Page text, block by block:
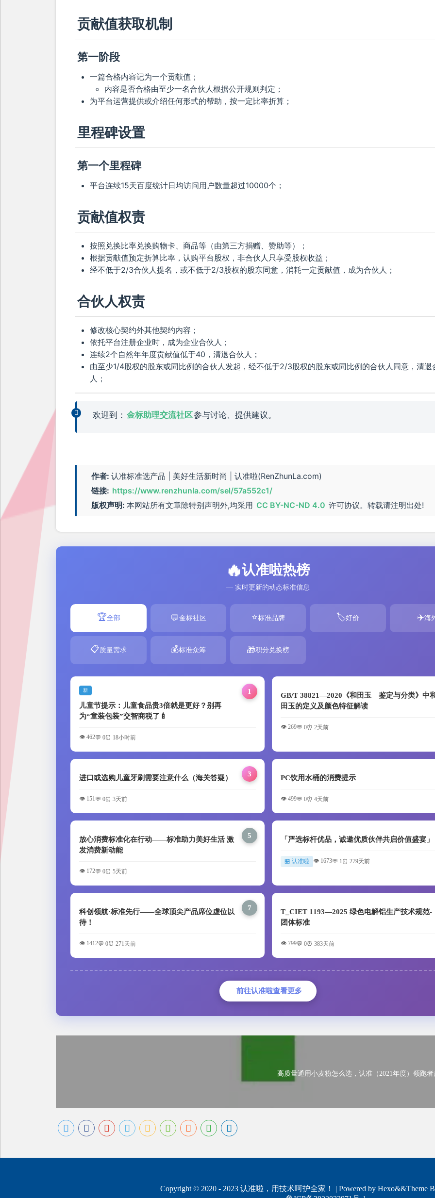
贡献值获取机制
第一阶段
一篇合格内容记为一个贡献值；
内容是否合格由至少一名合伙人根据公开规则判定；
为平台运营提供或介绍任何形式的帮助，按一定比率折算；
里程碑设置
第一个里程碑
平台连续15天百度统计日均访问用户数量超过10000个；
贡献值权责
按照兑换比率兑换购物卡、商品等（由第三方捐赠、赞助等）；
根据贡献值预定折算比率，认购平台股权，非合伙人只享受股权收益；
经不低于2/3合伙人提名，或不低于2/3股权的股东同意，消耗一定贡献值，成为合伙人；
合伙人权责
修改核心契约外其他契约内容；
依托平台注册企业时，成为企业合伙人；
连续2个自然年年度贡献值低于40，清退合伙人；
由至少1/4股权的股东或同比例的合伙人发起，经不低于2/3股权的股东或同比例的合伙人同意，清退
人；
欢迎到： 金标助理交流社区参与讨论、提供建议。
作者:认准标准选产品 | 美好生活新时尚 | 认准啦(RenZhunLa.com)
链接: https://www.renzhunla.com/sel/57a552c1/
版权声明:本网站所有文章除特别声明外,均采用 CC BY-NC-ND 4.0 许可协议。转载请注明出处!
🔥认准啦热榜
— 实时更新的动态标准信息
🏆全部 💬金标社区 ⭐标准品牌 🏷️好价 ✈️海
📋质量需求 💰标准众筹 🎁积分兑换榜
1
新
儿童节提示：儿童食品贵3倍就是更好？别再
为“童装包装”交智商税了🍼
👁️ 462💬 0⏰ 18小时前
GB/T 38821—2020《和田玉 鉴定与分类》中
田玉的定义及颜色特征解读
👁️ 269💬 0⏰ 2天前
3
进口或选购儿童牙刷需要注意什么（海关答疑）
👁️ 151💬 0⏰ 3天前
PC饮用水桶的消费提示
👁️ 499💬 0⏰ 4天前
5
放心消费标准化在行动——标准助力美好生活 激
发消费新动能
👁️ 172💬 0⏰ 5天前
「严选标杆优品，诚邀优质伙伴共启价值盛宴」
🏪 认准啦 👁️ 1673💬 1⏰ 279天前
7
科创领航·标准先行——全球顶尖产品席位虚位以
待！
👁️ 1412💬 0⏰ 271天前
T_CIET 1193—2025 绿色电解铝生产技术规范-
团体标准
👁️ 799💬 0⏰ 383天前
前往认准啦查看更多
高质量通用小麦粉怎么选，认准（2021年度）领跑
Copyright © 2020 - 2023 认准啦，用技术呵护全家！
| Powered by Hexo&&Theme